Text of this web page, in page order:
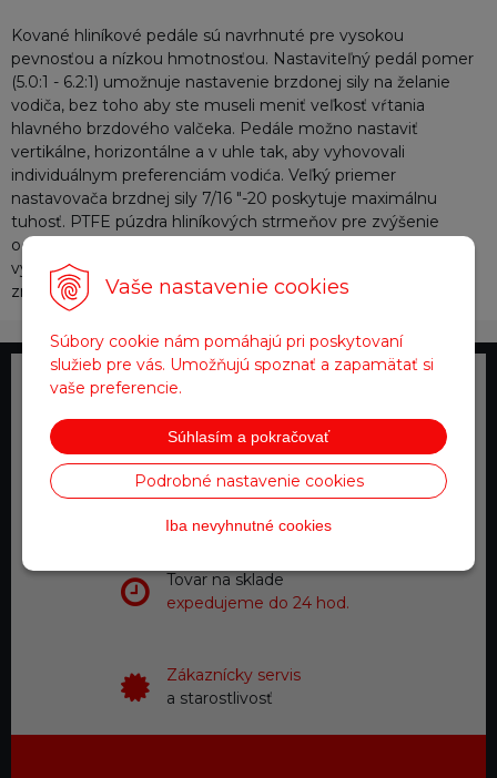
Vaše nastavenie cookies
Súbory cookie nám pomáhajú pri poskytovaní
služieb pre vás. Umožňujú spoznať a zapamätať si
vaše preferencie.
Súhlasím a pokračovať
Podrobné nastavenie cookies
Iba nevyhnutné cookies
Kované hliníkové pedále sú navrhnuté pre vysokou
pevnosťou a nízkou hmotnosťou. Nastaviteľný pedál pomer
(5.0:1 - 6.2:1) umožnuje nastavenie brzdonej sily na želanie
vodiča, bez toho aby ste museli meniť veľkosť vŕtania
hlavného brzdového valčeka. Pedále možno nastaviť
vertikálne, horizontálne a v uhle tak, aby vyhovovali
individuálnym preferenciám vodića. Veľký priemer
nastavovača brzdnej sily 7/16 "-20 poskytuje maximálnu
tuhosť. PTFE púzdra hliníkových strmeňov pre zvýšenie
odolnosti a zníženie trenia. Čapy sú s podložkami pre
vymedzenie vôlí. A olej mazané bronzové púzdra pre
zníženie trenia Pedal set neobsahuje brzdové valčeky
Telefonické objednávky
Doprava zadarmo
Tovar na sklade
expedujeme do 24 hod.
Zákaznícky servis
a starostlivosť